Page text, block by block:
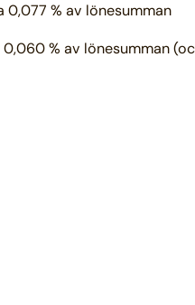
% av lönesumman
% av lönesumman